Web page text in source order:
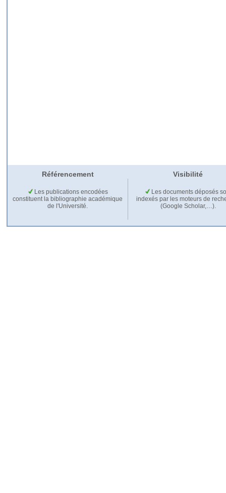
Référencement Visibilité
Les publications encodées
constituent la bibliographie académique
de l'Université.
Les documents déposés
indexés par les moteurs de
(Google Scholar,…).